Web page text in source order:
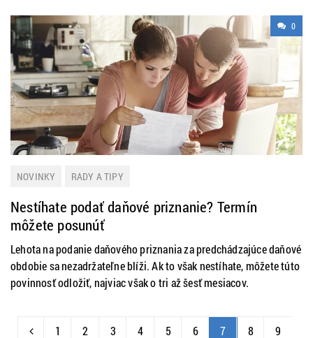
0
NOVINKY RADY A TIPY
Nestíhate podať daňové priznanie? Termín
môžete posunúť
Lehota na podanie daňového priznania za predchádzajúce daňové
obdobie sa nezadržateľne blíži. Ak to však nestíhate, môžete túto
povinnosť odložiť, najviac však o tri až šesť mesiacov.
1 2 3 4 5 6 7 8 9